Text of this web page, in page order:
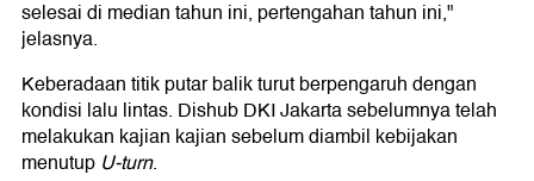
selesai di median tahun ini, pertengahan tahun ini,"
jelasnya.
Keberadaan titik putar balik turut berpengaruh dengan
kondisi lalu lintas. Dishub DKI Jakarta sebelumnya telah
melakukan kajian kajian sebelum diambil kebijakan
menutup U-turn.